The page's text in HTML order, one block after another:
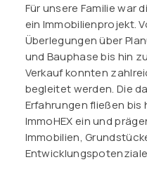
Für unsere Familie war
ein Immobilienprojekt.
Überlegungen über
und Bauphase bis hin
Verkauf konnten
begleitet werden. Die
Erfahrungen fließen bis
ImmoHEX ein und
Immobilien,